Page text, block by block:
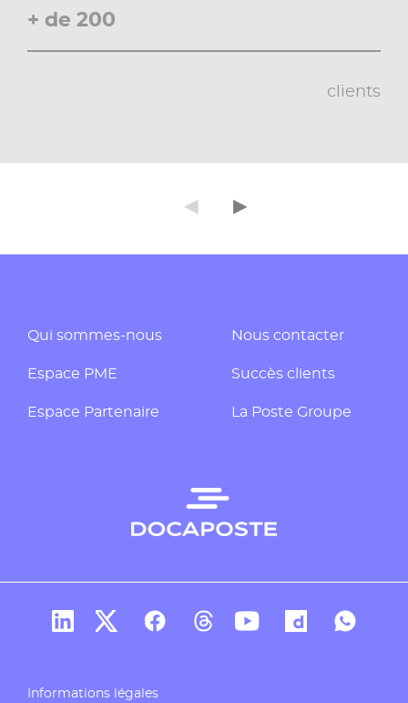
+ de 200
clients
◄ ►
Qui sommes-nous
Espace PME
Espace Partenaire
Nous contacter
Succès clients
La Poste Groupe
Compte Linkedin de Docaposte
Compte X de Docaposte
Compte Facebook de Docaposte
Compte Threads de
Compte Youtube de
CompteCompte
Informations légales